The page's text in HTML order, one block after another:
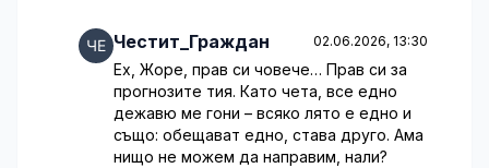
Честит_Граждан 02.06.2026, 13:30
Ех, Жоре, прав си човече… Прав си за
прогнозите тия. Като чета, все едно
дежавю ме гони – всяко лято е едно и
също: обещават едно, става друго. Ама
нищо не можем да направим, нали?